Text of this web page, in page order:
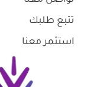
تتبع طلبك
استثمر معنا